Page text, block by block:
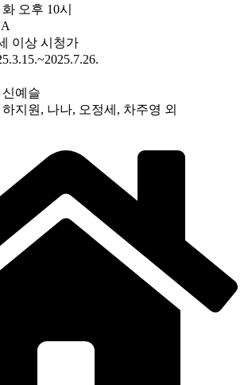
오후 10시
이상 시청가
예슬
지원, 나나, 오정세, 차주영 외